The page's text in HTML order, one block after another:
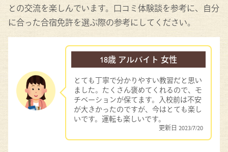
との交流を楽しんでいます。口コミ体験談を参考に、自分
に合った合宿免許を選ぶ際の参考にしてください。
18歳 アルバイト 女性
とても丁寧で分かりやすい教習だと思い
ました。たくさん褒めてくれるので、モ
チベーションが保てます。入校前は不安
が大きかったのですが、今はとても楽し
いです。運転も楽しいです。
更新日 2023/7/20